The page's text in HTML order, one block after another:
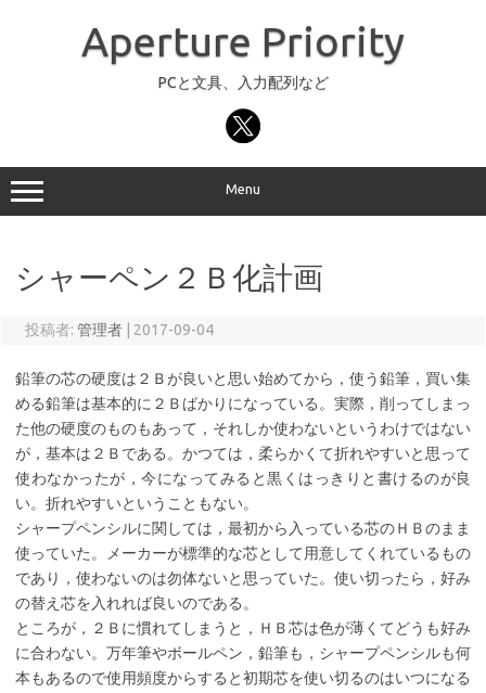
Aperture Priority
PCと文具、入力配列など
Menu
シャーペン２Ｂ化計画
投稿者: 管理者 2017-09-04
鉛筆の芯の硬度は２Ｂが良いと思い始めてから，使う鉛筆，買い集
める鉛筆は基本的に２Ｂばかりになっている。実際，削ってしまっ
た他の硬度のものもあって，それしか使わないというわけではない
が，基本は２Ｂである。かつては，柔らかくて折れやすいと思って
使わなかったが，今になってみると黒くはっきりと書けるのが良
い。折れやすいということもない。
シャープペンシルに関しては，最初から入っている芯のＨＢのまま
使っていた。メーカーが標準的な芯として用意してくれているもの
であり，使わないのは勿体ないと思っていた。使い切ったら，好み
の替え芯を入れれば良いのである。
ところが，２Ｂに慣れてしまうと，ＨＢ芯は色が薄くてどうも好み
に合わない。万年筆やボールペン，鉛筆も，シャープペンシルも何
本もあるので使用頻度からすると初期芯を使い切るのはいつになる